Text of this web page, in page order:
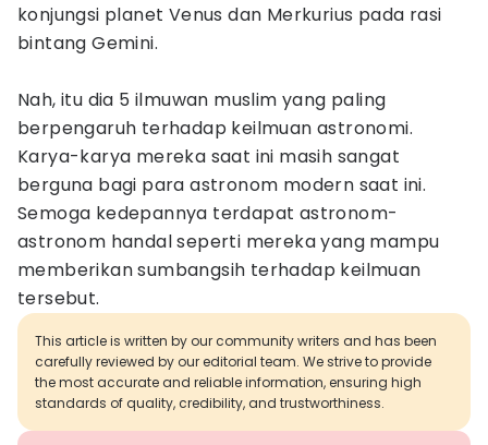
konjungsi planet Venus dan Merkurius pada rasi
bintang Gemini.
Nah, itu dia 5 ilmuwan muslim yang paling
berpengaruh terhadap keilmuan astronomi.
Karya-karya mereka saat ini masih sangat
berguna bagi para astronom modern saat ini.
Semoga kedepannya terdapat astronom-
astronom handal seperti mereka yang mampu
memberikan sumbangsih terhadap keilmuan
tersebut.
This article is written by our community writers and has been
carefully reviewed by our editorial team. We strive to provide
the most accurate and reliable information, ensuring high
standards of quality, credibility, and trustworthiness.